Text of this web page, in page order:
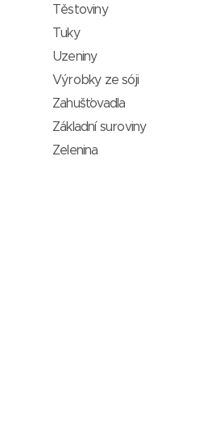
Těstoviny
Tuky
Uzeniny
Výrobky ze sóji
Zahušťovadla
Základní suroviny
Zelenina